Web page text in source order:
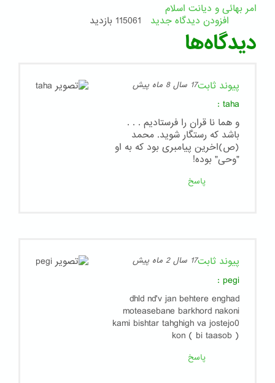
امر بهائی و دیانت اسلام
افزودن دیدگاه جدید
115061 بازدید
دیدگاه‌ها
پیوند ثابت17 سال 8 ماه پیش
taha
:
و هما نا قران را فرستادیم . . .
باشد که رستگار شوید. محمد
(ص)اخرین پیامبری بود که به او
"وحی" بوده!
پاسخ
پیوند ثابت17 سال 2 ماه پیش
pegi
:
dhld nd'v jan behtere enghad
moteasebane barkhord nakoni
kami bishtar tahghigh va jostejo0
kon ( bi taasob )
پاسخ